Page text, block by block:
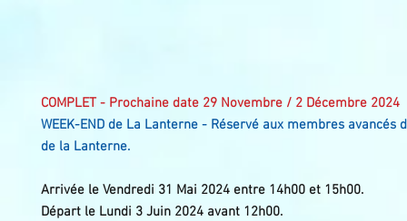
COMPLET - Prochaine date 29 Novembre / 2 Décembre 2024
WEEK-END de La Lanterne - Réservé aux membres avancés
de la Lanterne.
Arrivée le Vendredi 31 Mai 2024 entre 14h00 et 15h00.
Départ le Lundi 3 Juin 2024 avant 12h00.